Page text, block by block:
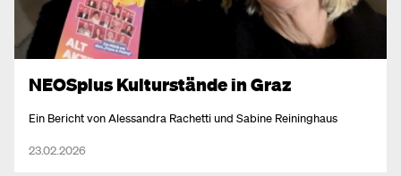
NEOSplus Kulturstände in Graz
Ein Bericht von Alessandra Rachetti und Sabine Reininghaus
23.02.2026